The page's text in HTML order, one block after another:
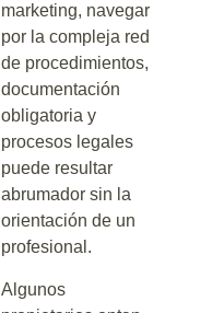
marketing, navegar
por la compleja red
de procedimientos,
documentación
obligatoria y
procesos legales
puede resultar
abrumador sin la
orientación de un
profesional.
Algunos